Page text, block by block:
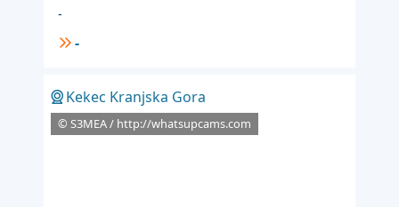
-
-
Kekec Kranjska Gora
© S3MEA / http://whatsupcams.com